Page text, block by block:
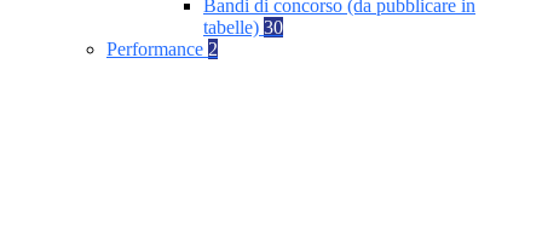
Bandi di concorso (da pubblicare in
tabelle) 30
Performance 2